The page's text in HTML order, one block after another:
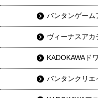
バンタンゲーム
ヴィーナスアカ
KADOKAWAド
バンタンクリエ